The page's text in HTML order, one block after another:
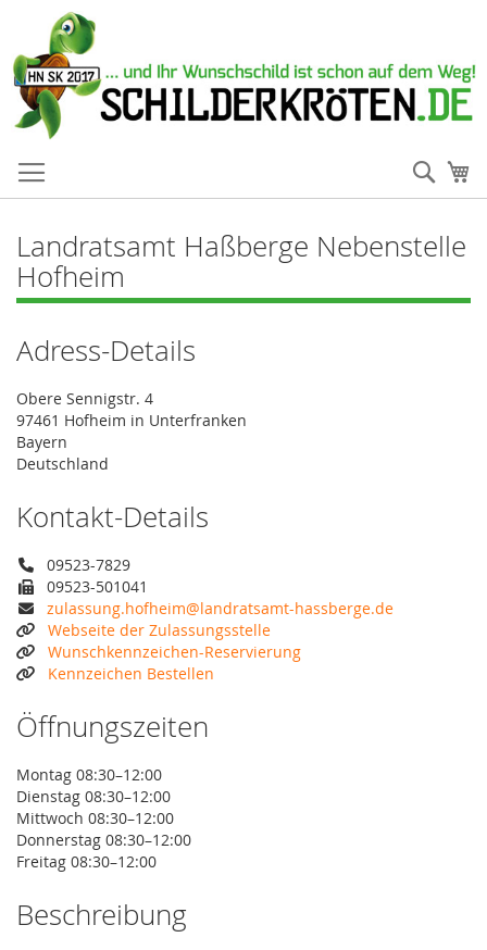
Landratsamt Haßberge Nebenstelle
Hofheim
Adress-Details
Obere Sennigstr. 4
97461 Hofheim in Unterfranken
Bayern
Deutschland
Kontakt-Details
09523-7829
09523-501041
zulassung.hofheim@landratsamt-hassberge.de
Webseite der Zulassungsstelle
Wunschkennzeichen-Reservierung
Kennzeichen Bestellen
Öffnungszeiten
Montag 08:30–12:00
Dienstag 08:30–12:00
Mittwoch 08:30–12:00
Donnerstag 08:30–12:00
Freitag 08:30–12:00
Beschreibung